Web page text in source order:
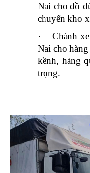
Nai cho đồ
chuyển kho
·
Chành
Nai cho
kềnh, hàng
trọng.